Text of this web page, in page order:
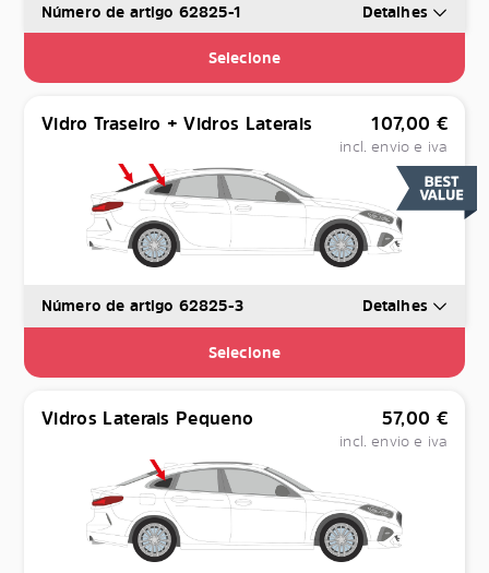
Número de artigo 62825-1 Detalhes
Selecione
Vidro Traseiro + Vidros Laterais 107,00 €
incl. envio e iva
Número de artigo 62825-3 Detalhes
Selecione
Vidros Laterais Pequeno 57,00 €
incl. envio e iva